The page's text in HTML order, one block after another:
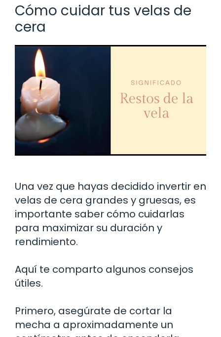
Cómo cuidar tus velas de
cera
Una vez que hayas decidido invertir en
velas de cera grandes y gruesas, es
importante saber cómo cuidarlas
para maximizar su duración y
rendimiento.
Aquí te comparto algunos consejos
útiles.
Primero, asegúrate de cortar la
mecha a aproximadamente un